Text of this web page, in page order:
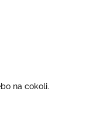
na cokoli.